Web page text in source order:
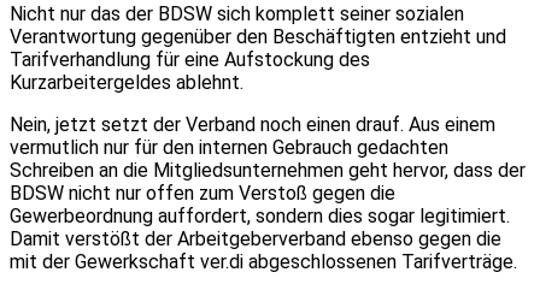
Nicht nur das der BDSW sich komplett seiner sozialen
Verantwortung gegenüber den Beschäftigten entzieht und
Tarifverhandlung für eine Aufstockung des
Kurzarbeitergeldes ablehnt.
Nein, jetzt setzt der Verband noch einen drauf. Aus einem
vermutlich nur für den internen Gebrauch gedachten
Schreiben an die Mitgliedsunternehmen geht hervor, dass der
BDSW nicht nur offen zum Verstoß gegen die
Gewerbeordnung auffordert, sondern dies sogar legitimiert.
Damit verstößt der Arbeitgeberverband ebenso gegen die
mit der Gewerkschaft ver.di abgeschlossenen Tarifverträge.